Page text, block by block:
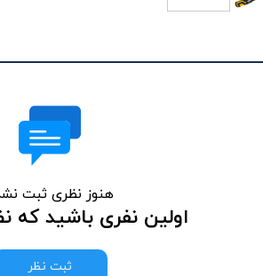
هنوز نظری ثبت
اولین نفری باشید که
ثبت نظر